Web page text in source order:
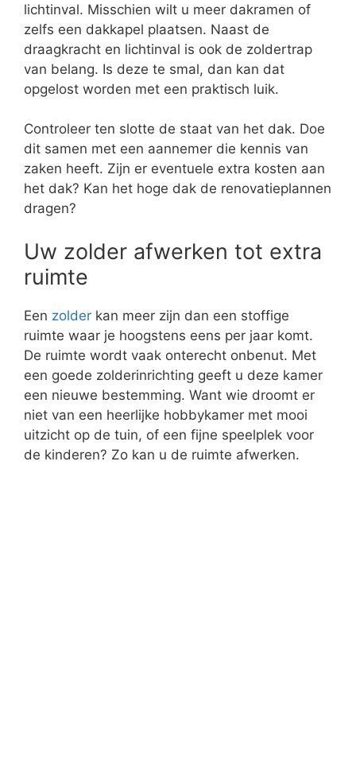
lichtinval. Misschien wilt u meer dakramen of
zelfs een dakkapel plaatsen. Naast de
draagkracht en lichtinval is ook de zoldertrap
van belang. Is deze te smal, dan kan dat
opgelost worden met een praktisch luik.
Controleer ten slotte de staat van het dak. Doe
dit samen met een aannemer die kennis van
zaken heeft. Zijn er eventuele extra kosten aan
het dak? Kan het hoge dak de renovatieplannen
dragen?
Uw zolder afwerken tot extra
ruimte
Een zolder kan meer zijn dan een stoffige
ruimte waar je hoogstens eens per jaar komt.
De ruimte wordt vaak onterecht onbenut. Met
een goede zolderinrichting geeft u deze kamer
een nieuwe bestemming. Want wie droomt er
niet van een heerlijke hobbykamer met mooi
uitzicht op de tuin, of een fijne speelplek voor
de kinderen? Zo kan u de ruimte afwerken.